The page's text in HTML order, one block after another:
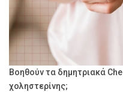
Βοηθούν τα δημητριακά
χοληστερίνης;